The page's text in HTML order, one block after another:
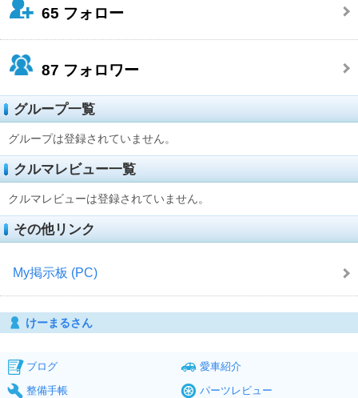
65 フォロー
87 フォロワー
グループ一覧
グループは登録されていません。
クルマレビュー一覧
クルマレビューは登録されていません。
その他リンク
My掲示板 (PC)
けーまるさん
ブログ
愛車紹介
整備手帳
パーツレビュー